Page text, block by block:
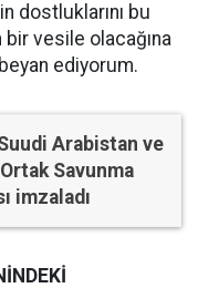
dostluklarını bu
vesile olacağına
ediyorum.
Arabistan ve
Savunma
imzaladı